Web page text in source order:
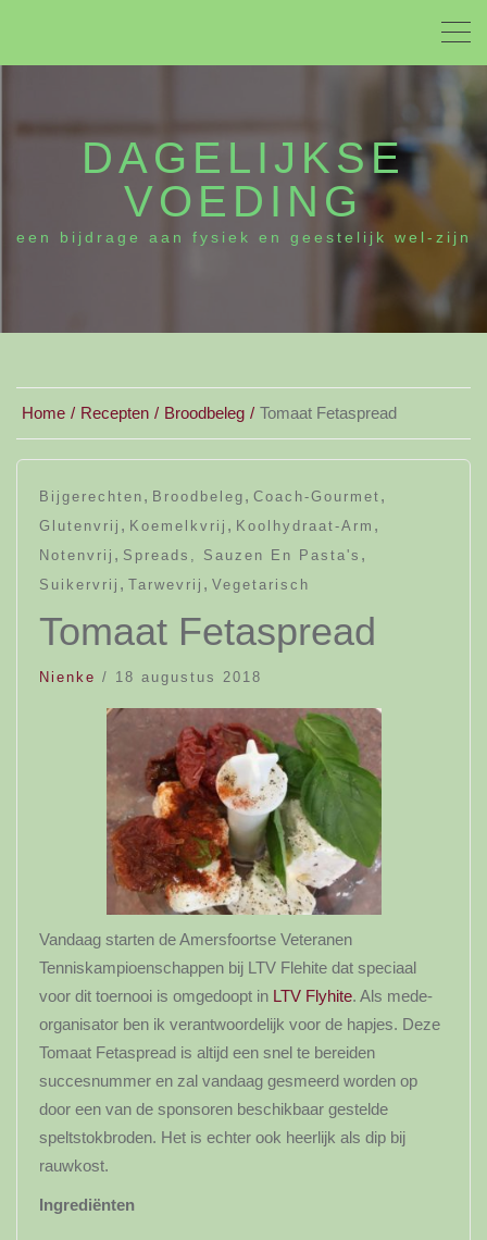
DAGELIJKSE
VOEDING
een bijdrage aan fysiek en geestelijk wel-zijn
Home Recepten Broodbeleg Tomaat Fetaspread
Bijgerechten , Broodbeleg , Coach-Gourmet ,
Glutenvrij , Koemelkvrij , Koolhydraat-Arm ,
Notenvrij , Spreads, Sauzen En Pasta's ,
Suikervrij , Tarwevrij , Vegetarisch
Tomaat Fetaspread
Nienke / 18 augustus 2018
Vandaag starten de Amersfoortse Veteranen
Tenniskampioenschappen bij LTV Flehite dat speciaal
voor dit toernooi is omgedoopt in LTV Flyhite. Als mede-
organisator ben ik verantwoordelijk voor de hapjes. Deze
Tomaat Fetaspread is altijd een snel te bereiden
succesnummer en zal vandaag gesmeerd worden op
door een van de sponsoren beschikbaar gestelde
speltstokbroden. Het is echter ook heerlijk als dip bij
rauwkost.
Ingrediënten